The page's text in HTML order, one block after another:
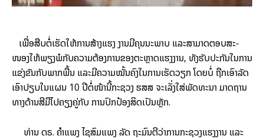
ເພື່ອ​ສືບ­ຕໍ່​ເຮັດ​ໃຫ້­ການ​ສ້າງ​ແຮງ ງານ​ມີ​ຄຸນ​ນະ​ພາບ ແລະ​ສາ­ມາດ​ຕອບສະ­
ໜອງ​ໃຫ້​ພຽງ­ພໍ​ກັບ​ຄວາມ​ຕ້ອງ­ການຂອງ​ຕະ­ຫຼາດ​ແຮງ​ງານ, ທັງ​ຮັບ­ປະ­ກັນໃນ​ການ​
ແຂ່ງ­ຂັນ​ກັບ​ພາກ​ພື້ນ ແລະ​ມີຄວາມ​ໝັ້ນ­ຄົງ​ໃນ​ການ​ເຮັດ​ວຽກ ໂດຍ​ບໍ່ ຖືກ​ເອົາ​ລັດ​
ເອົາ​ປຽບ​ໃນ​ແຜນ 10 ປີ​ຕໍ່­ໜ້ານີ້​ກະ­ຊວງ ຮສສ ຈະ​ເລັ່ງ​ໃສ່​ພັດ­ທະ­ນາ ມາດ­ຖານ​
ທາງ​ດ້ານ​ສີ­ມື​ໄປ​ຄຽງ​ຄູ່​ກັບ ການ​ປົກ​ປ້ອງ​ສິດ​ເປັນ​ຫຼັກ.
ທ່ານ ດຣ. ຄຳ​ແພງ ໄຊ​ສົມ​ແພງ ລັດ ຖະ​ມົນ­ຕີ​ວ່າ­ການ​ກະ­ຊວງ​ແຮງ​ງານ ແລະ